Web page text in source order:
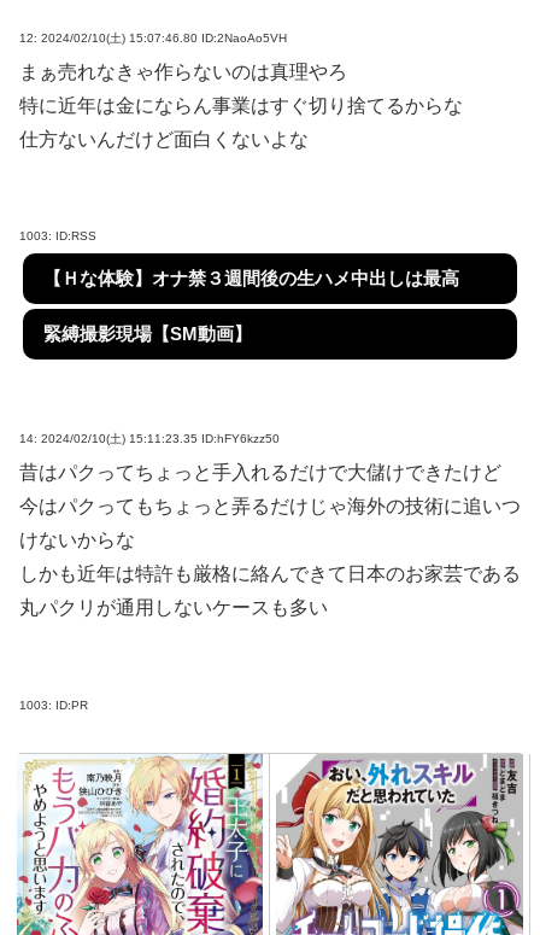
12: 2024/02/10(土) 15:07:46.80 ID:2NaoAo5VH
まぁ売れなきゃ作らないのは真理やろ
特に近年は金にならん事業はすぐ切り捨てるからな
仕方ないんだけど面白くないよな
1003: ID:RSS
【Ｈな体験】オナ禁３週間後の生ハメ中出しは最高
緊縛撮影現場【SM動画】
14: 2024/02/10(土) 15:11:23.35 ID:hFY6kzz50
昔はパクってちょっと手入れるだけで大儲けできたけど
今はパクってもちょっと弄るだけじゃ海外の技術に追いつ
けないからな
しかも近年は特許も厳格に絡んできて日本のお家芸である
丸パクリが通用しないケースも多い
1003: ID:PR